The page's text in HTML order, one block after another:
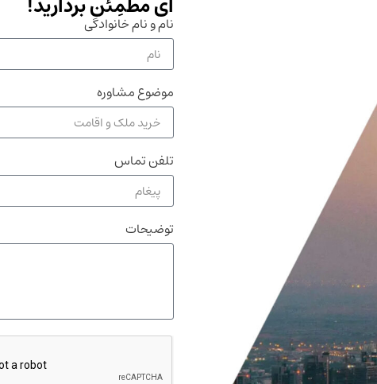
ای مطمِئن بردارید!
نام و نام خانوادگی
موضوع مشاوره
تلفن تماس
توضیحات